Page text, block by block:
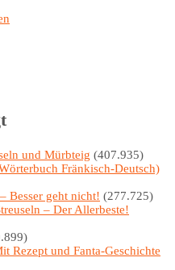
und Mürbteig (407.935)
Fränkisch-Deutsch)
Besser geht nicht! (277.725)
– Der Allerbeste!
Rezept und Fanta-Geschichte